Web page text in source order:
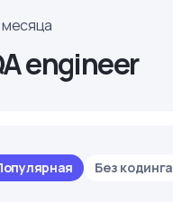
месяца
engineer
Без кодинга